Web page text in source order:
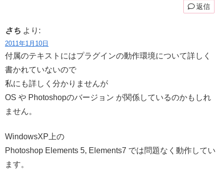
返信
さち より:
2011年1月10日
付属のテキストにはプラグインの動作環境について詳しく
書かれていないので
私にも詳しく分かりませんが
OS や Photoshopのバージョン が関係しているのかもしれ
ません。
WindowsXP上の
Photoshop Elements 5, Elements7 では問題なく動作してい
ます。